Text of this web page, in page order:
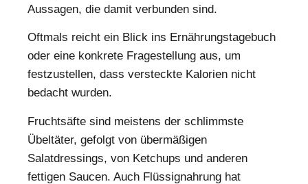
Aussagen, die damit verbunden sind.
Oftmals reicht ein Blick ins Ernährungstagebuch
oder eine konkrete Fragestellung aus, um
festzustellen, dass versteckte Kalorien nicht
bedacht wurden.
Fruchtsäfte sind meistens der schlimmste
Übeltäter, gefolgt von übermäßigen
Salatdressings, von Ketchups und anderen
fettigen Saucen. Auch Flüssignahrung hat